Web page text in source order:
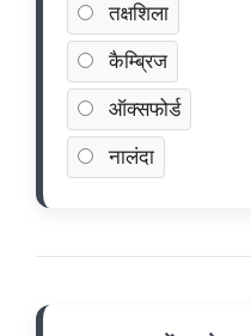
तक्षशिला
कैम्ब्रिज
ऑक्सफोर्ड
नालंदा